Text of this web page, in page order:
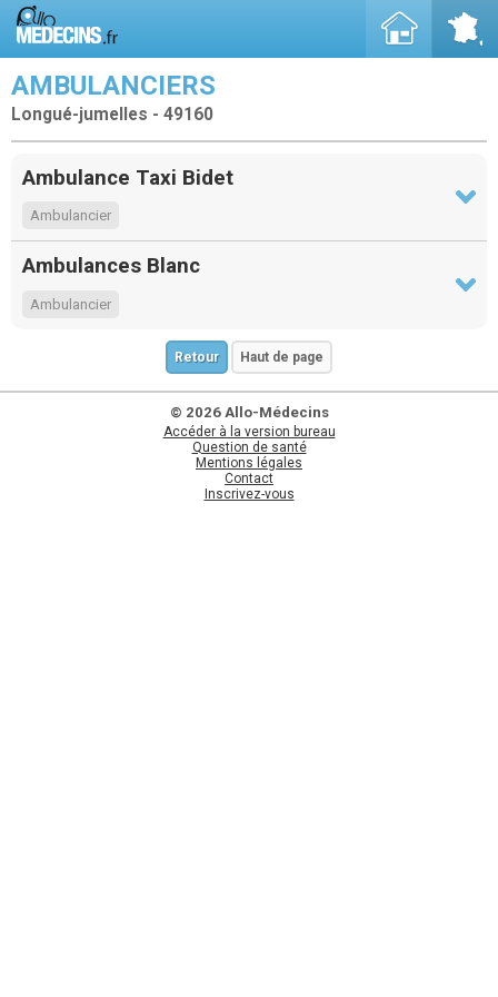
AMBULANCIERS
Longué-jumelles - 49160
Ambulance Taxi Bidet
Ambulancier
Ambulances Blanc
Ambulancier
Retour Haut de page
© 2026 Allo-Médecins
Accéder à la version bureau
Question de santé
Mentions légales
Contact
Inscrivez-vous